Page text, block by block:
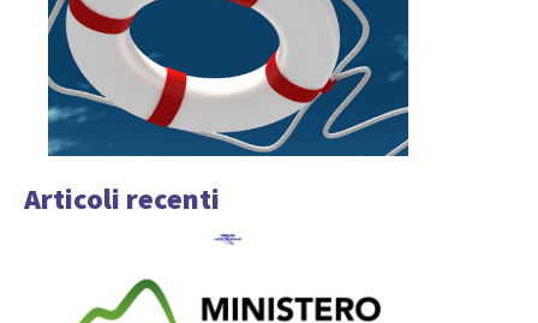
Articoli recenti